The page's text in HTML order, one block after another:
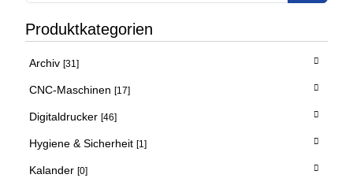
Produktkategorien
Archiv [31]
CNC-Maschinen [17]
Digitaldrucker [46]
Hygiene & Sicherheit [1]
Kalander [0]